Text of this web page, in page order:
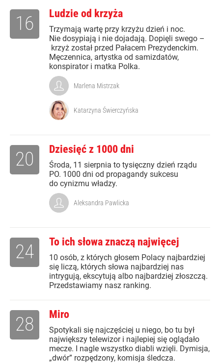
Ludzie od krzyża
Trzymają wartę przy krzyżu dzień i noc.
Nie dosypiają i nie dojadają. Dopięli swego –
krzyż został przed Pałacem Prezydenckim.
Męczennica, artystka od samizdatów,
konspirator i matka Polka.
16
Marlena Mistrzak
Katarzyna Świerczyńska
Dziesięć z 1000 dni
Środa, 11 sierpnia to tysięczny dzień rządu
PO. 1000 dni od propagandy sukcesu
do cynizmu władzy.
20
Aleksandra Pawlicka
To ich słowa znaczą najwięcej
10 osób, z których głosem Polacy najbardziej
się liczą, których słowa najbardziej nas
intrygują, ekscytują albo najbardziej złoszczą.
Przedstawiamy nasz ranking.
24
Miro
Spotykali się najczęściej u niego, bo tu był
największy telewizor i najlepiej się oglądało
mecze. I nagle wszystko diabli wzięli. Dymisja,
„dwór” rozpędzony, komisja śledcza.
28